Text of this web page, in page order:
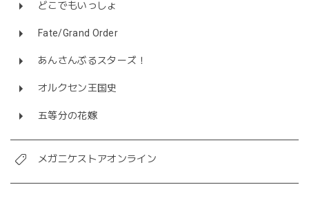
どこでもいっしょ
Fate/Grand Order
あんさんぶるスターズ！
オルクセン王国史
五等分の花嫁
メガニケストアオンライン